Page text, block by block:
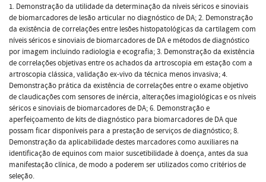
1. Demonstração da utilidade da determinação da níveis séricos e sinoviais
de biomarcadores de lesão articular no diagnóstico de DA; 2. Demonstração
da existência de correlações entre lesões histopatológicas da cartilagem com
níveis séricos e sinoviais de biomarcadores de DA e métodos de diagnóstico
por imagem incluindo radiologia e ecografia; 3. Demonstração da existência
de correlações objetivas entre os achados da artroscopia em estação com a
artroscopia clássica, validação ex-vivo da técnica menos invasiva; 4.
Demonstração prática da existência de correlações entre o exame objetivo
de claudicações com sensores de inércia, alterações imagiológicas e os níveis
séricos e sinoviais de biomarcadores de DA; 6. Demonstração e
aperfeiçoamento de kits de diagnóstico para biomarcadores de DA que
possam ficar disponíveis para a prestação de serviços de diagnóstico; 8.
Demonstração da aplicabilidade destes marcadores como auxiliares na
identificação de equinos com maior suscetibilidade à doença, antes da sua
manifestação clínica, de modo a poderem ser utilizados como critérios de
seleção.